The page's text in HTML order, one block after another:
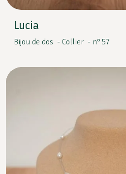
Lucia
Bijou de dos - Collier - n° 57